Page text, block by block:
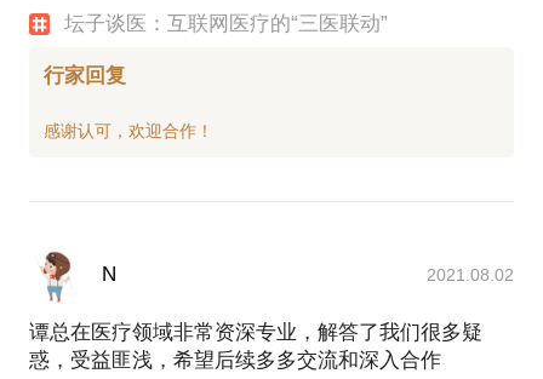
坛子谈医：互联网医疗的“三医联动”
行家回复
N 2021.08.02
谭总在医疗领域非常资深专业，解答了我们很多疑
惑，受益匪浅，希望后续多多交流和深入合作